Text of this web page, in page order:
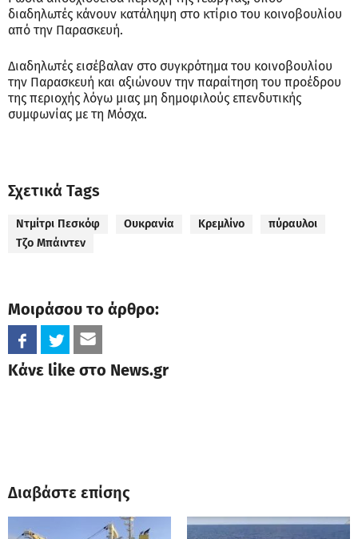
διαδηλωτές κάνουν κατάληψη στο κτίριο του κοινοβουλίου
από την Παρασκευή.
Διαδηλωτές εισέβαλαν στο συγκρότημα του κοινοβουλίου
την Παρασκευή και αξιώνουν την παραίτηση του προέδρου
της περιοχής λόγω μιας μη δημοφιλούς επενδυτικής
συμφωνίας με τη Μόσχα.
Σχετικά Tags
Ντμίτρι Πεσκόφ Ουκρανία Κρεμλίνο
πύραυλοι
Τζο Μπάιντεν
Μοιράσου το άρθρο:
Κάνε like στο News.gr
Διαβάστε επίσης